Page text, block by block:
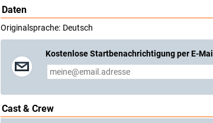
Daten
Originalsprache: Deutsch
Kostenlose Startbenachrichtigung per E-Mail
Cast & Crew